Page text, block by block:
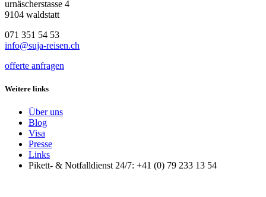
urnäscherstasse 4
9104 waldstatt
071 351 54 53
info@suja-reisen.ch
offerte anfragen
Weitere links
Über uns
Blog
Visa
Presse
Links
Pikett- & Notfalldienst 24/7: +41 (0) 79 233 13 54